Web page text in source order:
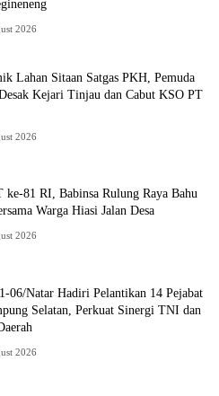
2026
Lahan Sitaan Satgas PKH, Pemuda
Kejari Tinjau dan Cabut KSO PT
2026
ke-81 RI, Babinsa Rulung Raya Bahu
Warga Hiasi Jalan Desa
2026
06/Natar Hadiri Pelantikan 14 Pejabat
Selatan, Perkuat Sinergi TNI dan
2026